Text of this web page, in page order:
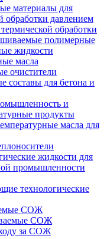
материалы для
обработки давлением
обработки
полимерные
жидкости
масла
очистители
составы для бетона и
и
продукты
масла для
жидкости для
промышленности
технологические
СОЖ
СОЖ
за СОЖ